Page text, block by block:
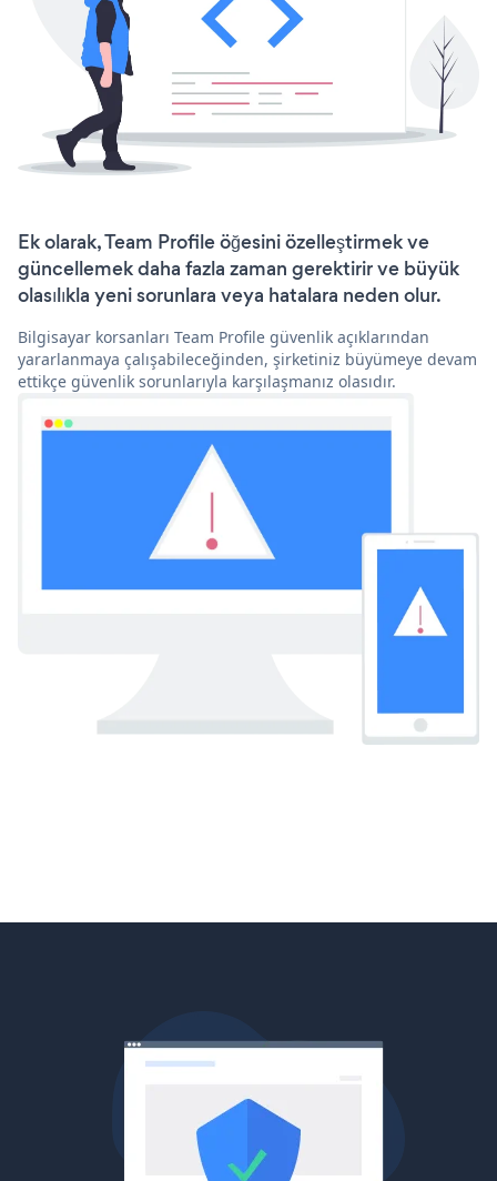
Ek olarak, Team Profile öğesini özelleştirmek ve
güncellemek daha fazla zaman gerektirir ve büyük
olasılıkla yeni sorunlara veya hatalara neden olur.
Bilgisayar korsanları Team Profile güvenlik açıklarından
yararlanmaya çalışabileceğinden, şirketiniz büyümeye devam
ettikçe güvenlik sorunlarıyla karşılaşmanız olasıdır.